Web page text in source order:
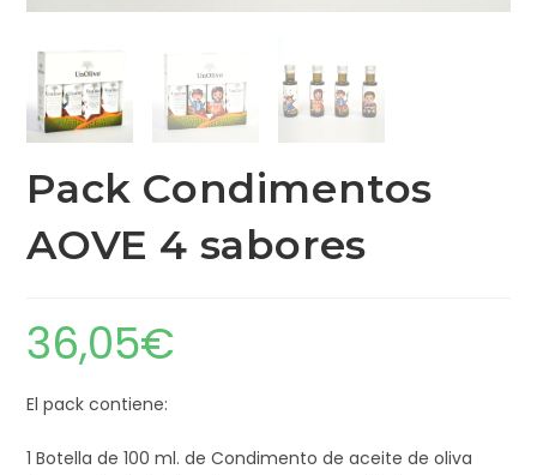
Pack Condimentos
AOVE 4 sabores
36,05€
El pack contiene:
1 Botella de 100 ml. de Condimento de aceite de oliva